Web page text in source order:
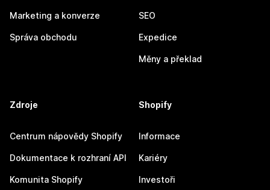
Marketing a konverze
Správa obchodu
SEO
Expedice
Měny a překlad
Zdroje
Centrum nápovědy Shopify
Dokumentace k rozhraní API
Komunita Shopify
Shopify
Informace
Kariéry
Investoři